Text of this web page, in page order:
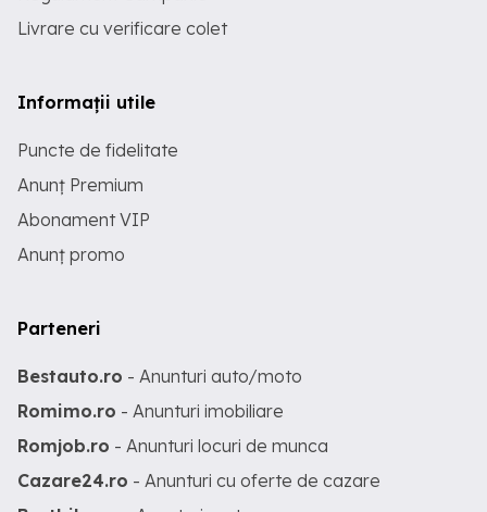
Livrare cu verificare colet
Informații utile
Puncte de fidelitate
Anunț Premium
Abonament VIP
Anunț promo
Parteneri
Bestauto.ro - Anunturi auto/moto
Romimo.ro - Anunturi imobiliare
Romjob.ro - Anunturi locuri de munca
Cazare24.ro - Anunturi cu oferte de cazare